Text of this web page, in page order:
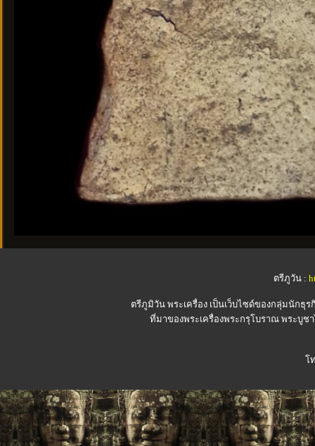
ตรีภูวัน :
ตรีภูมิวัน พระเครื่อง เป็นเว็บไซด์ของกลุ่มนักธุ
ที่มาของพระเครื่องพระกรุโบราณ พระบู
โ